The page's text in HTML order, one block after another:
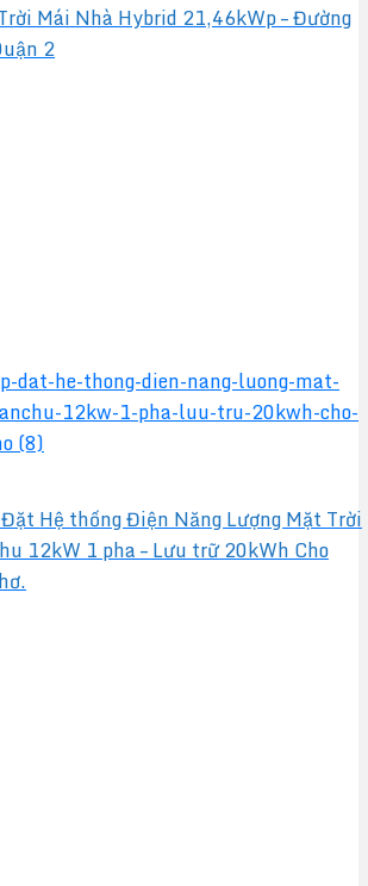
Mái Nhà Hybrid 21,46kWp – Đường
2
Hệ thống Điện Năng Lượng Mặt Trời
12kW 1 pha – Lưu trữ 20kWh Cho